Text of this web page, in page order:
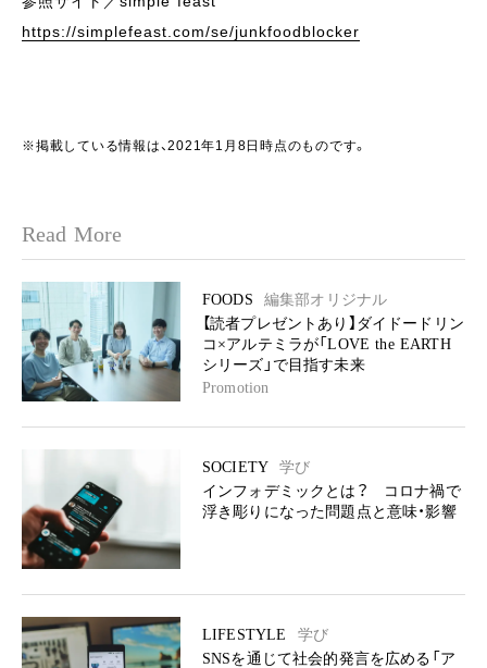
https://simplefeast.com/se/junkfoodblocker
※掲載している情報は、2021年1月8日時点のものです。
Read More
FOODS
編集部オリジナル
【読者プレゼントあり】ダイドードリン
コ×アルテミラが「LOVE the EARTH
シリーズ」で目指す未来
Promotion
SOCIETY
学び
インフォデミックとは？ コロナ禍で
浮き彫りになった問題点と意味・影響
LIFESTYLE
学び
SNSを通じて社会的発言を広める「ア